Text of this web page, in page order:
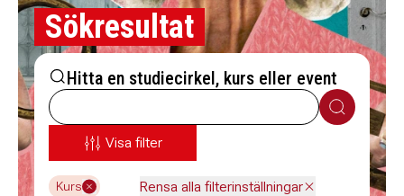
Sökresultat
Hitta en studiecirkel, kurs eller event
Sök
Visa filter
Kurs Rensa alla filterinställningar